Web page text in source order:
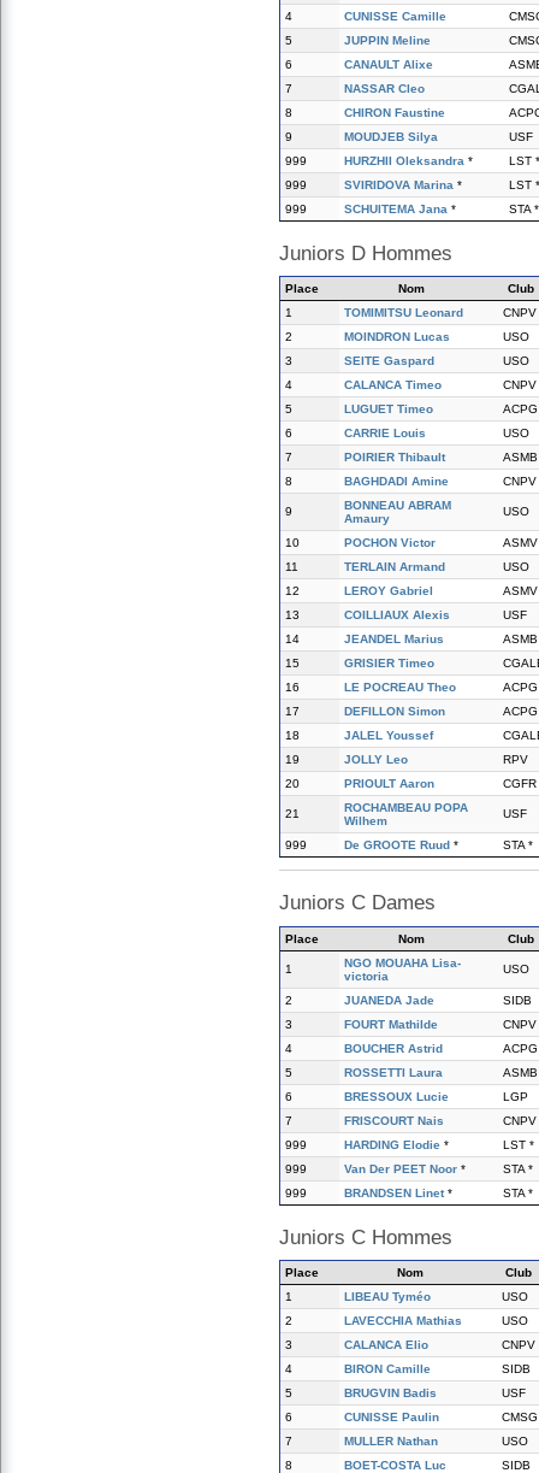
4
CUNISSE Camille
5
JUPPIN Meline
6
CANAULT Alixe
7
NASSAR Cleo
8
CHIRON Faustine
9
MOUDJEB Silya
USF
999
HURZHII Oleksandra *
LST *
999
SVIRIDOVA Marina *
LST *
999
SCHUITEMA Jana * STA *
Juniors D Hommes
Place Nom
Club
1
TOMIMITSU Leonard
CNPV
2
MOINDRON Lucas
USO
3
SEITE Gaspard
USO
4
CALANCA Timeo
CNPV
5
LUGUET Timeo
ACPG
6
CARRIE Louis
USO
7
POIRIER Thibault
ASMB
8
BAGHDADI Amine CNPV
9
BONNEAU ABRAM
Amaury
USO
10 POCHON Victor
ASMV
11
TERLAIN Armand
USO
12
LEROY Gabriel
ASMV
13
COILLIAUX Alexis
USF
14
JEANDEL Marius
ASMB
15
GRISIER Timeo
16
LE POCREAU Theo
ACPG
17
DEFILLON Simon
ACPG
18
JALEL Youssef
19
JOLLY Leo
RPV
20
PRIOULT Aaron CGFR
21
ROCHAMBEAU POPA
Wilhem
USF
999 De GROOTE Ruud * STA *
Juniors C Dames
Place Nom Club
1
NGO MOUAHA Lisa-
victoria
USO
2 JUANEDA Jade
SIDB
3
FOURT Mathilde
CNPV
4
BOUCHER Astrid
ACPG
5
ROSSETTI Laura
ASMB
6
BRESSOUX Lucie
LGP
7
FRISCOURT Nais
CNPV
999
HARDING Elodie *
LST *
999
Van Der PEET Noor *
STA *
999
BRANDSEN Linet* STA *
Juniors C Hommes
Place Nom
Club
1
LIBEAU Tyméo
USO
2
LAVECCHIA Mathias
USO
3
CALANCA Elio
CNPV
4
BIRON Camille
SIDB
5
BRUGVIN Badis
USF
6
CUNISSE Paulin
CMSG
7
MULLER Nathan
USO
8
BOET-COSTA Luc SIDB